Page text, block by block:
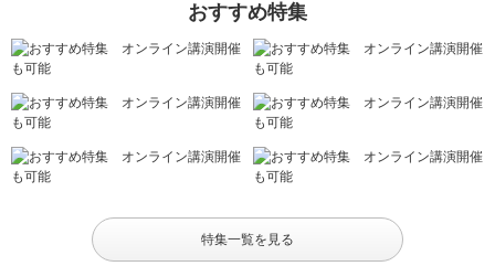
おすすめ特集
特集一覧を見る